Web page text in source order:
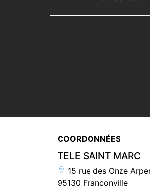
COORDONNÉES
TELE SAINT MARC
15 rue des Onze
95130 Franconville